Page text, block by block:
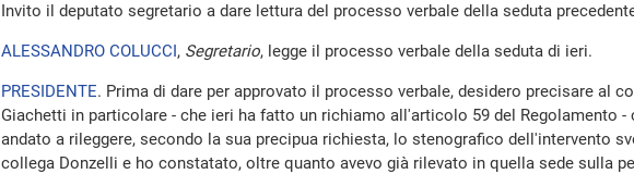
Invito il deputato segretario a dare lettura del processo verbale della seduta
ALESSANDRO COLUCCI, Segretario, legge il processo verbale della seduta di ieri.
PRESIDENTE. Prima di dare per approvato il processo verbale, desidero precisare al
Giachetti in particolare - che ieri ha fatto un richiamo all'articolo 59 del Regolamento -
andato a rileggere, secondo la sua precipua richiesta, lo stenografico dell'intervento
collega Donzelli e ho constatato, oltre quanto avevo già rilevato in quella sede sulla